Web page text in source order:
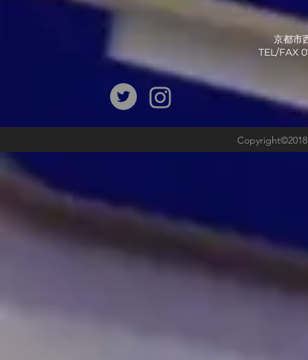
京都市
​TEL/FAX